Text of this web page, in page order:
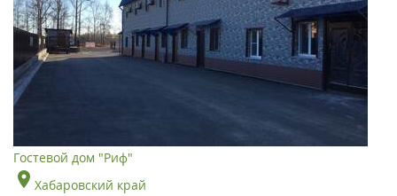
Гостевой дом "Риф"
Хабаровский край